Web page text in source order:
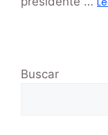
Buscar